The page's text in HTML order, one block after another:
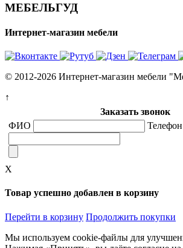
МЕБЕЛЬГУД
Интернет-магазин мебели
© 2012-2026 Интернет-магазин мебели
↑
Заказать звонок
ФИО
Телефон
X
Товар успешно добавлен в корзину
Перейти в корзину Продолжить покупки
Мы используем cookie-файлы для